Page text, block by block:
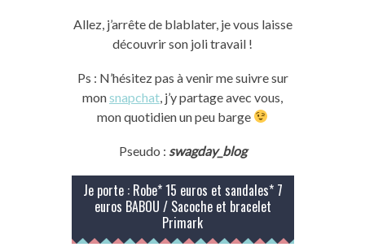
Allez, j’arrête de blablater, je vous laisse
découvrir son joli travail !
Ps : N’hésitez pas à venir me suivre sur
monsnapchat , j’y partage avec vous,
mon quotidien un peu barge
Pseudo : swagday_blog
Je porte : Robe* 15 euros et sandales* 7
euros BABOU / Sacoche et bracelet
Primark